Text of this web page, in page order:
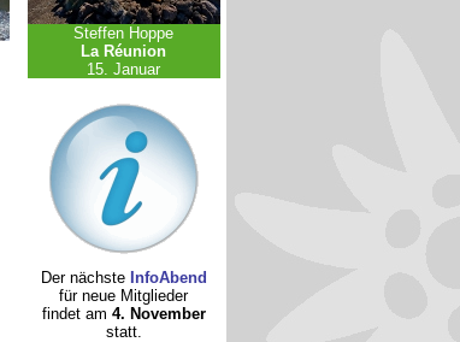
Steffen Hoppe
La Réunion
15. Januar
Der nächste InfoAbend
für neue Mitglieder
findet am 4. November
statt.